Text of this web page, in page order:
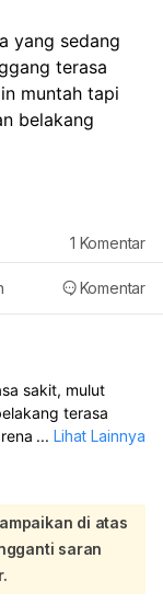
yang sedang
terasa
muntah tapi
belakang
Komentar
1 Komentar
sakit, mulut
terasa
perubahan
atau makin
bisa dipicu oleh
istirahat. Rasa
pada hamil
yang terasa
... Lihat Lainnya
di atas
saran